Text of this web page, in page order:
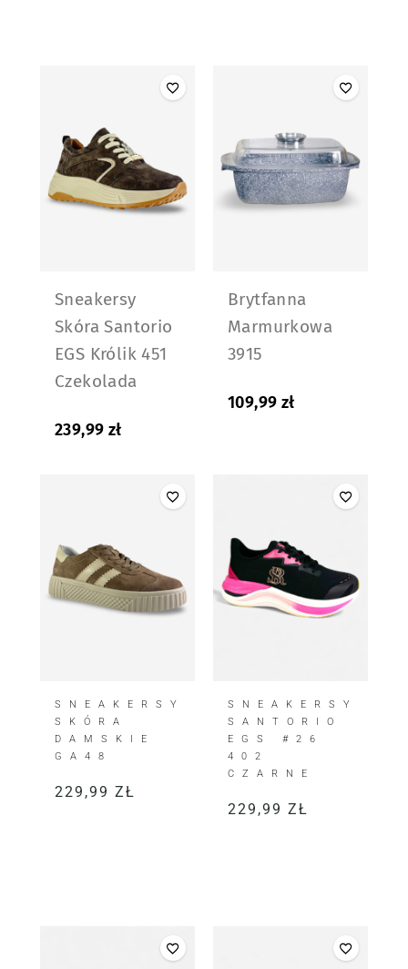
Sneakersy
Skóra Santorio
EGS Królik 451
Czekolada
239,99 zł
Brytfanna
Marmurkowa
3915
109,99 zł
SNEAKERSY
SKÓRA
DAMSKIE
GA48
229,99 ZŁ
SNEAKERSY
SANTORIO
EGS #26
402
CZARNE
229,99 ZŁ